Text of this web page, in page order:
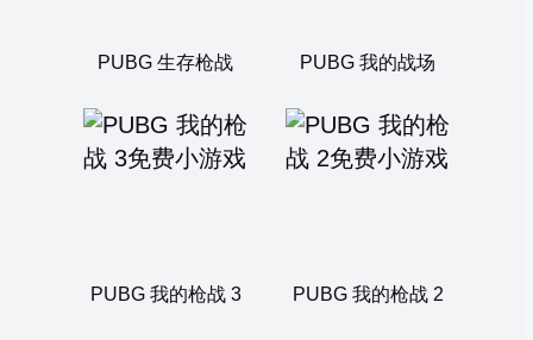
PUBG 生存枪战 PUBG 我的战场
PUBG 我的枪战 3 PUBG 我的枪战 2